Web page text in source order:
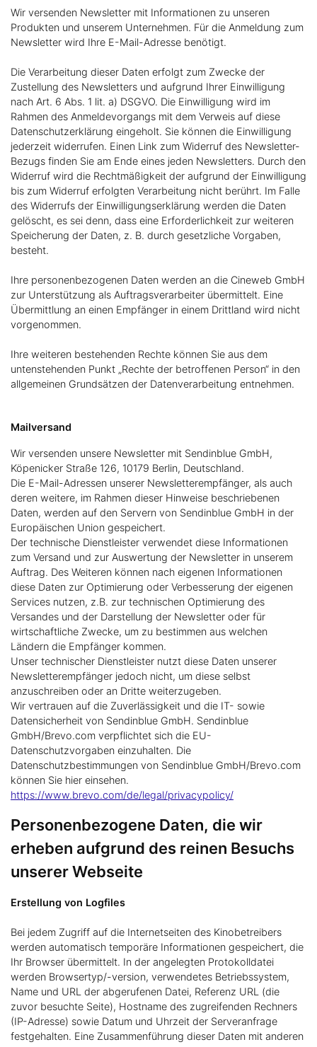
Wir versenden Newsletter mit Informationen zu unseren
Produkten und unserem Unternehmen. Für die Anmeldung zum
Newsletter wird Ihre E-Mail-Adresse benötigt.
Die Verarbeitung dieser Daten erfolgt zum Zwecke der
Zustellung des Newsletters und aufgrund Ihrer Einwilligung
nach Art. 6 Abs. 1 lit. a) DSGVO. Die Einwilligung wird im
Rahmen des Anmeldevorgangs mit dem Verweis auf diese
Datenschutzerklärung eingeholt. Sie können die Einwilligung
jederzeit widerrufen. Einen Link zum Widerruf des Newsletter-
Bezugs finden Sie am Ende eines jeden Newsletters. Durch den
Widerruf wird die Rechtmäßigkeit der aufgrund der Einwilligung
bis zum Widerruf erfolgten Verarbeitung nicht berührt. Im Falle
des Widerrufs der Einwilligungserklärung werden die Daten
gelöscht, es sei denn, dass eine Erforderlichkeit zur weiteren
Speicherung der Daten, z. B. durch gesetzliche Vorgaben,
besteht.
Ihre personenbezogenen Daten werden an die Cineweb GmbH
zur Unterstützung als Auftragsverarbeiter übermittelt. Eine
Übermittlung an einen Empfänger in einem Drittland wird nicht
vorgenommen.
Ihre weiteren bestehenden Rechte können Sie aus dem
untenstehenden Punkt „Rechte der betroffenen Person“ in den
allgemeinen Grundsätzen der Datenverarbeitung entnehmen.
Mailversand
Wir versenden unsere Newsletter mit Sendinblue GmbH,
Köpenicker Straße 126, 10179 Berlin, Deutschland.
Die E-Mail-Adressen unserer Newsletterempfänger, als auch
deren weitere, im Rahmen dieser Hinweise beschriebenen
Daten, werden auf den Servern von Sendinblue GmbH in der
Europäischen Union gespeichert.
Der technische Dienstleister verwendet diese Informationen
zum Versand und zur Auswertung der Newsletter in unserem
Auftrag. Des Weiteren können nach eigenen Informationen
diese Daten zur Optimierung oder Verbesserung der eigenen
Services nutzen, z.B. zur technischen Optimierung des
Versandes und der Darstellung der Newsletter oder für
wirtschaftliche Zwecke, um zu bestimmen aus welchen
Ländern die Empfänger kommen.
Unser technischer Dienstleister nutzt diese Daten unserer
Newsletterempfänger jedoch nicht, um diese selbst
anzuschreiben oder an Dritte weiterzugeben.
Wir vertrauen auf die Zuverlässigkeit und die IT- sowie
Datensicherheit von Sendinblue GmbH. Sendinblue
GmbH/Brevo.com verpflichtet sich die EU-
Datenschutzvorgaben einzuhalten. Die
Datenschutzbestimmungen von Sendinblue GmbH/Brevo.com
können Sie hier einsehen.
https://www.brevo.com/de/legal/privacypolicy/
Personenbezogene Daten, die wir
erheben aufgrund des reinen Besuchs
unserer Webseite
Erstellung von Logfiles
Bei jedem Zugriff auf die Internetseiten des Kinobetreibers
werden automatisch temporäre Informationen gespeichert, die
Ihr Browser übermittelt. In der angelegten Protokolldatei
werden Browsertyp/-version, verwendetes Betriebssystem,
Name und URL der abgerufenen Datei, Referenz URL (die
zuvor besuchte Seite), Hostname des zugreifenden Rechners
(IP-Adresse) sowie Datum und Uhrzeit der Serveranfrage
festgehalten. Eine Zusammenführung dieser Daten mit anderen